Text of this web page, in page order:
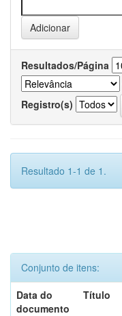
Resultados/Página
Registro(s)
Resultado 1-1 de 1.
Conjunto de itens:
Data do
documento
Título